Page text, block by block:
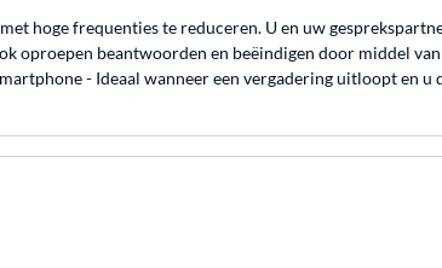
hoge frequenties te reduceren. U en uw
oproepen beantwoorden en beëindigen door middel
- Ideaal wanneer een vergadering uitloopt en u